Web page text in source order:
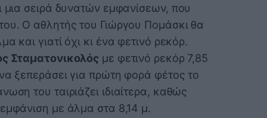
σειρά δυνατών εμφανίσεων, που
Ο αθλητής του Γιώργου Πομάσκι θα
και γιατί όχι κι ένα φετινό ρεκόρ.
Σταματονικολός με φετινό ρεκόρ 7,85
ξεπεράσει για πρώτη φορά φέτος το
του ταιριάζει ιδιαίτερα, καθώς
με άλμα στα 8,14 μ.